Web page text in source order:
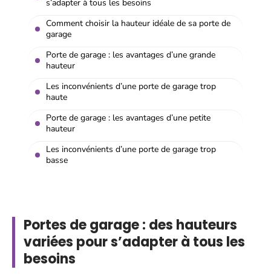
s’adapter à tous les besoins
Comment choisir la hauteur idéale de sa porte de
garage
Porte de garage : les avantages d’une grande
hauteur
Les inconvénients d’une porte de garage trop
haute
Porte de garage : les avantages d’une petite
hauteur
Les inconvénients d’une porte de garage trop
basse
Portes de garage : des hauteurs
variées pour s’adapter à tous les
besoins